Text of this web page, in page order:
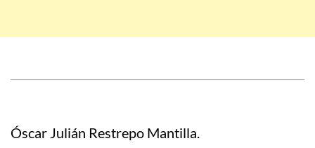
Óscar Julián Restrepo Mantilla.